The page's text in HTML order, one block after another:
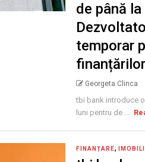
de până
temporar
Georgeta Clinca
tbi bank introduce
luni pentru de ...
FINANȚARE,